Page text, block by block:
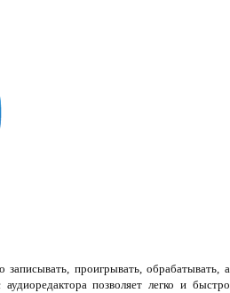
проигрывать, обрабатывать, а
позволяет легко и быстро